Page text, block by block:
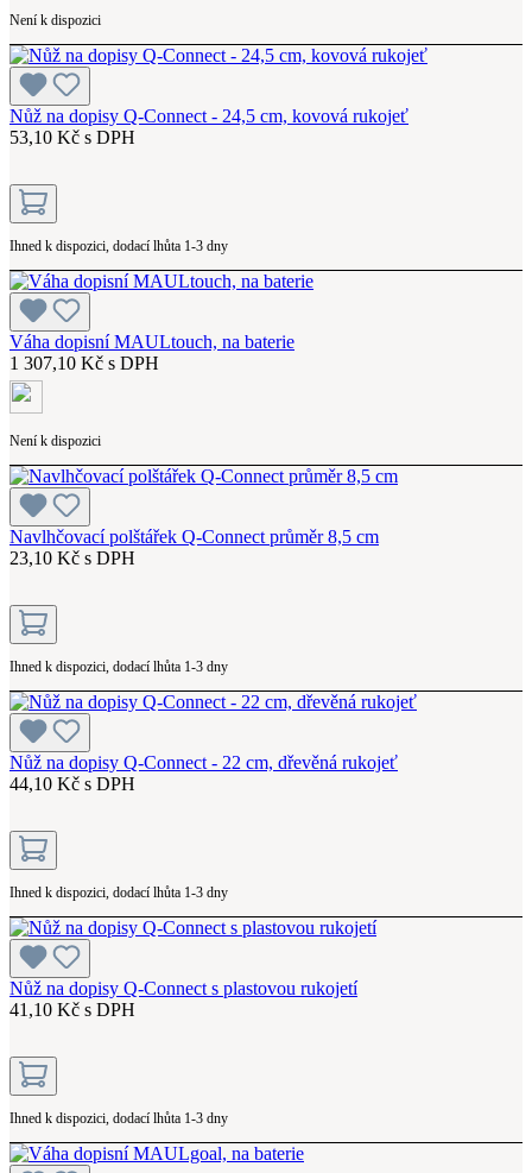
Není k dispozici
Nůž na dopisy Q-Connect - 24,5 cm, kovová rukojeť
53,10 Kč s DPH
Ihned k dispozici, dodací lhůta 1-3 dny
Váha dopisní MAULtouch, na baterie
1 307,10 Kč s DPH
Není k dispozici
Navlhčovací polštářek Q-Connect průměr 8,5 cm
23,10 Kč s DPH
Ihned k dispozici, dodací lhůta 1-3 dny
Nůž na dopisy Q-Connect - 22 cm, dřevěná rukojeť
44,10 Kč s DPH
Ihned k dispozici, dodací lhůta 1-3 dny
Nůž na dopisy Q-Connect s plastovou rukojetí
41,10 Kč s DPH
Ihned k dispozici, dodací lhůta 1-3 dny